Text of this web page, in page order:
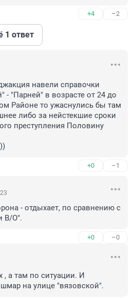
+4 –2
1 ответ
навели справочки
- "Парней" в возрасте от 24 до
Районе то ужаснулись бы там
либо за нейстекшие сроки
преступления Половину
+0 –1
- отдыхает, по сравнению с
В/О".
+0 –0
, а там по ситуации. И
на улице "вязовской".